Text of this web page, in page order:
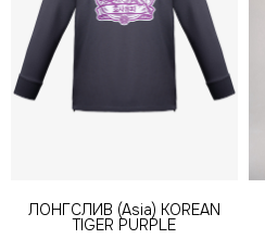
ЛОНГСЛИВ (Asia) KOREAN
TIGER PURPLE